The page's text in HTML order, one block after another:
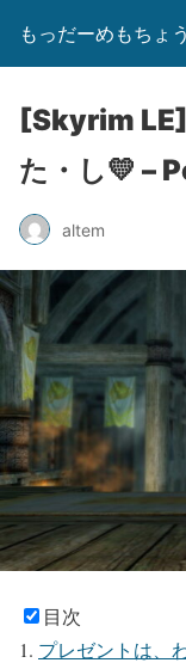
もっだーめもちょう
[Skyrim
た・し💛 –
altem
目次
プレゼントは、